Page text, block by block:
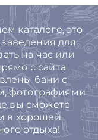
каталоге, это
для
на час или
с сайта
бани с
фотографиями
вы сможете
в хорошей
отдыха!